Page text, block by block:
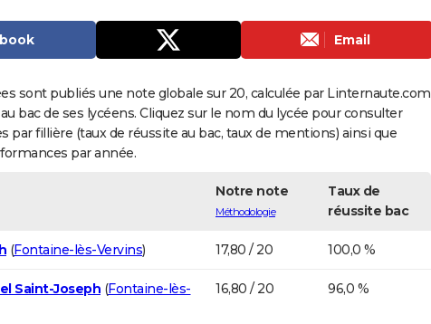
Email
sont publiés une note globale sur 20, calculée par Linternaute.com
bac de ses lycéens. Cliquez sur le nom du lycée pour consulter
par fillière (taux de réussite au bac, taux de mentions) ainsi que
par année.
Notre note
Méthodologie
Taux de
réussite bac
(Fontaine-lès-Vervins) 17,80 / 20 100,0 %
Saint-Joseph (Fontaine-lès-
16,80 / 20 96,0 %